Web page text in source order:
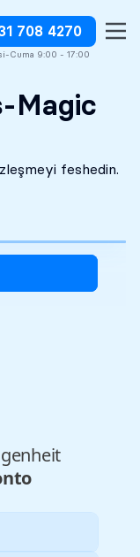
708 4270
Cuma 9:00 - 17:00
derhal durdurun
Magic
feshedin.